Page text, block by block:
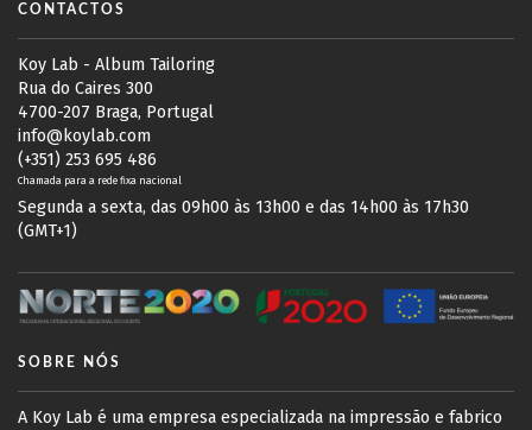
CONTACTOS
Koy Lab - Album Tailoring
Rua do Caires 300
4700-207 Braga, Portugal
info@koylab.com
(+351) 253 695 486
Chamada para a rede fixa nacional
Segunda a sexta, das 09h00 às 13h00 e das 14h00 às 17h30
(GMT+1)
SOBRE NÓS
A Koy Lab é uma empresa especializada na impressão e fabrico